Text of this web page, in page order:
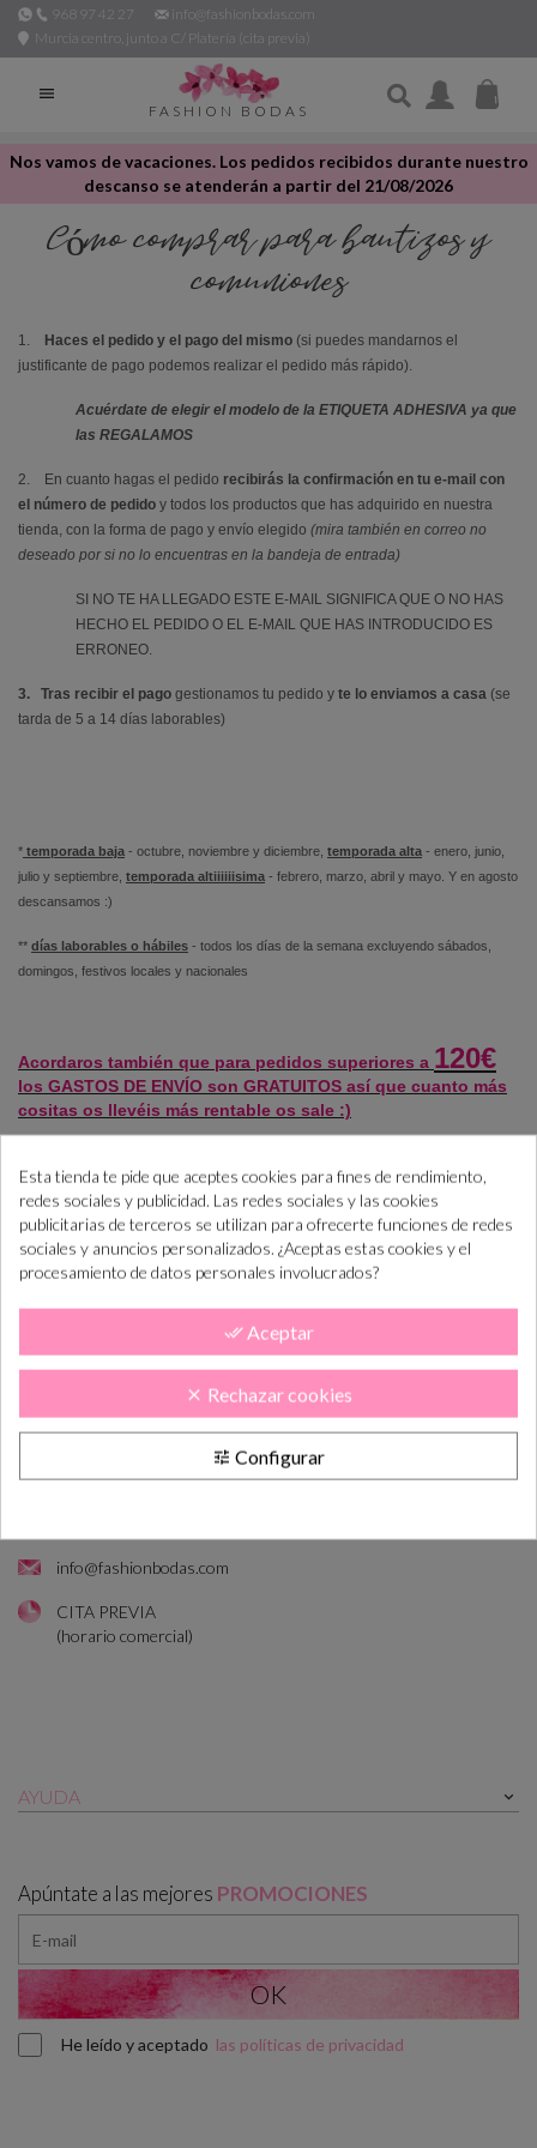
968 97 42 27
info@fashionbodas.com
Murcia centro, junto a C/ Platería (cita previa)

FASHION BODAS
Nos vamos de vacaciones. Los pedidos recibidos durante nuestro
descanso se atenderán a partir del 21/08/2026
Cómo comprar para bautizos y
comuniones
1. Haces el pedido y el pago del mismo (si puedes mandarnos el
justificante de pago podemos realizar el pedido más rápido).
Acuérdate de elegir el modelo de la ETIQUETA ADHESIVA ya que
las REGALAMOS
2. En cuanto hagas el pedido recibirás la confirmación en tu e-mail con
el número de pedido y todos los productos que has adquirido en nuestra
tienda, con la forma de pago y envío elegido (mira también en correo no
deseado por si no lo encuentras en la bandeja de entrada)
SI NO TE HA LLEGADO ESTE E-MAIL SIGNIFICA QUE O NO HAS
HECHO EL PEDIDO O EL E-MAIL QUE HAS INTRODUCIDO ES
ERRONEO.
3. Tras recibir el pago gestionamos tu pedido y te lo enviamos a casa (se
tarda de 5 a 14 días laborables)
* temporada baja - octubre, noviembre y diciembre, temporada alta - enero, junio,
julio y septiembre, temporada altiiiiiisima - febrero, marzo, abril y mayo. Y en agosto
descansamos :)
** días laborables o hábiles - todos los días de la semana excluyendo sábados,
domingos, festivos locales y nacionales
Acordaros también que para pedidos superiores a 120€
los GASTOS DE ENVÍO son GRATUITOS así que cuanto más
cositas os llevéis más rentable os sale :)
ENVÍOS ESPAÑA(Península):4,99 € (Mensajería privada)
ENVÍOS GRATIS: DESDE 120 €
CONTACTO
C/ González Adalid, 11, Entlo. Dcha., Puerta 1
info@fashionbodas.com
CITA PREVIA
(horario comercial)
AYUDA 
Apúntate a las mejores PROMOCIONES
He leído y aceptado las políticas de privacidad
Esta tienda te pide que aceptes cookies para fines de rendimiento,
redes sociales y publicidad. Las redes sociales y las cookies
publicitarias de terceros se utilizan para ofrecerte funciones de redes
sociales y anuncios personalizados. ¿Aceptas estas cookies y el
procesamiento de datos personales involucrados?
done_all Aceptar
clear Rechazar cookies
tune Configurar